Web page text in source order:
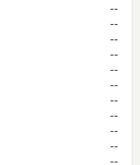
--
--
--
--
--
--
--
--
--
--
--